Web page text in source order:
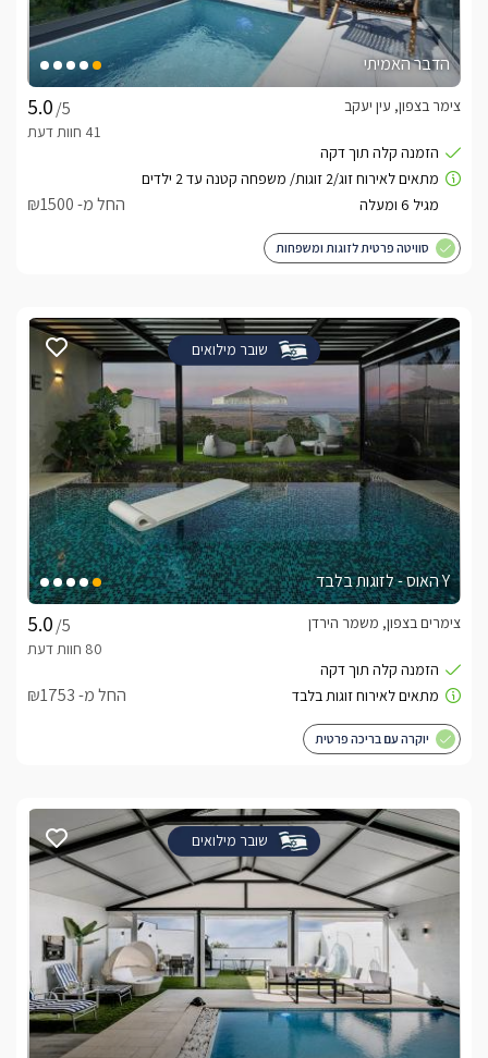
פינת תה/קפה, סבוני רחצה ריחניים ומגבות רכות.בתוספת
תשלום:ניתן להזמין ארוחת בוקר עשירה.מגוון עיסויים מפנקים
בהזמנה ותיאום מראש. ניתן להזמין קישוטים לחדר ליום הולדת, יום
נישואין וכו'
אטרקציות בסביבה
טבריה ובסמוך לימת הכנרת וחופיה היפים, כך שמדובר במתחם עם
חשוב לדעת
*בחגים וחופשות המתחם נמכר בשלמותוהזמנה בודדת על בסיס
הצמוד
לצפייה באטרקציות ומסעדות בקרבת חוויה גלילית -
לחצו כאן
הדבר האמיתי
/5
צימר בצפון, עין יעקב
החל מ- ₪1500
סוויטה פרטית לזוגות ומשפחות
שובר מילואים
Y האוס - לזוגות בלבד
/5
צימרים בצפון, משמר הירדן
החל מ- ₪1753
יוקרה עם בריכה פרטית
שובר מילואים